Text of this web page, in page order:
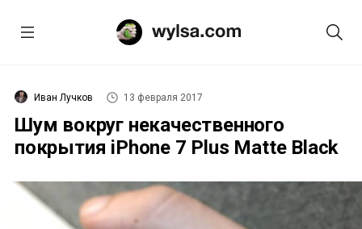
Иван Лучков 13 февраля 2017
Шум вокруг некачественного
покрытия iPhone 7 Plus Matte Black